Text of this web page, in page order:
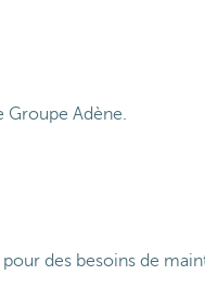
Groupe Adène.
des besoins de